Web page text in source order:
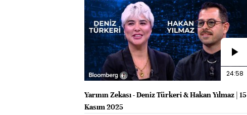
24:58
Yarının Zekası - Deniz Türkeri & Hakan Yılmaz | 15
Kasım 2025